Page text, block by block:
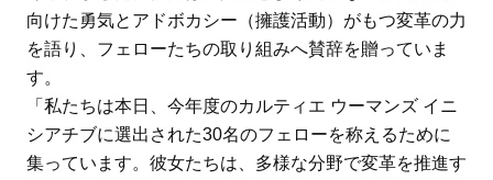
向けた勇気とアドボカシー（擁護活動）がもつ変革の力
を語り、フェローたちの取り組みへ賛辞を贈っていま
す。
「私たちは本日、今年度のカルティエ ウーマンズ イニ
シアチブに選出された30名のフェローを称えるために
集っています。彼女たちは、多様な分野で変革を推進す